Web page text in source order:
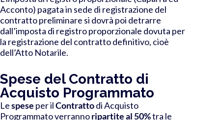
Acconto) pagata in sede di registrazione del
contratto preliminare si dovrà poi detrarre
dall’imposta di registro proporzionale dovuta per
la registrazione del contratto definitivo, cioè
dell’Atto Notarile.
Spese del Contratto di
Acquisto Programmato
Lespese per ilContrattodi Acquisto
Programmato verrannoripartite al 50%tra le